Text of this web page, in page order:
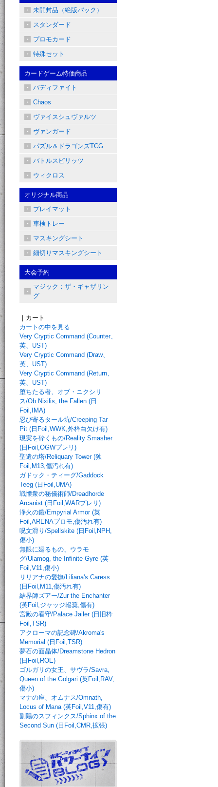
未開封品（絶版パック）
スタンダード
プロモカード
特殊セット
カードゲーム特価商品
バディファイト
Chaos
ヴァイスシュヴァルツ
ヴァンガード
パズル＆ドラゴンズTCG
バトルスピリッツ
ウィクロス
オリジナル商品
プレイマット
車検トレー
マスキングシート
細切りマスキングシート
大会予約
マジック：ザ・ギャザリン
グ
｜カート
カートの中を見る
Very Cryptic Command (Counter、
英、UST)
Very Cryptic Command (Draw、
英、UST)
Very Cryptic Command (Return、
英、UST)
堕ちたる者、オブ・ニクシリ
ス/Ob Nixilis, the Fallen (日
Foil,IMA)
忍び寄るタール坑/Creeping Tar
Pit (日Foil,WWK,外枠白欠け有)
現実を砕くもの/Reality Smasher
(日Foil,OGWプレリ)
聖遺の塔/Reliquary Tower (独
Foil,M13,傷汚れ有)
ガドック・ティーグ/Gaddock
Teeg (日Foil,UMA)
戦慄衆の秘儀術師/Dreadhorde
Arcanist (日Foil,WARプレリ)
浄火の鎧/Empyrial Armor (英
Foil,ARENAプロモ,傷汚れ有)
呪文滑り/Spellskite (日Foil,NPH,
傷小)
無限に廻るもの、ウラモ
グ/Ulamog, the Infinite Gyre (英
Foil,V11,傷小)
リリアナの愛撫/Liliana's Caress
(日Foil,M11,傷汚れ有)
結界師ズアー/Zur the Enchanter
(英Foil,ジャッジ報奨,傷有)
宮殿の看守/Palace Jailer (日旧枠
Foil,TSR)
アクローマの記念碑/Akroma's
Memorial (日Foil,TSR)
夢石の面晶体/Dreamstone Hedron
(日Foil,ROE)
ゴルガリの女王、サヴラ/Savra,
Queen of the Golgari (英Foil,RAV,
傷小)
マナの座、オムナス/Omnath,
Locus of Mana (英Foil,V11,傷有)
副陽のスフィンクス/Sphinx of the
Second Sun (日Foil,CMR,拡張)